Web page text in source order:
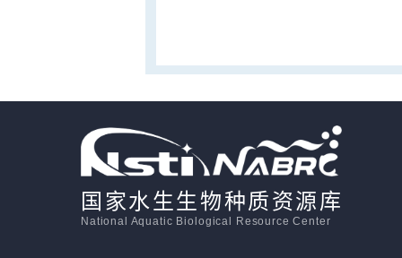
国家水生生物种质资源库
National Aquatic Biological Resource Center